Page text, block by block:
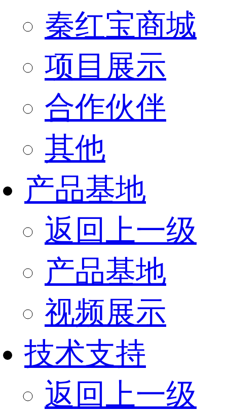
秦红宝商城
项目展示
合作伙伴
其他
产品基地
返回上一级
产品基地
视频展示
技术支持
返回上一级